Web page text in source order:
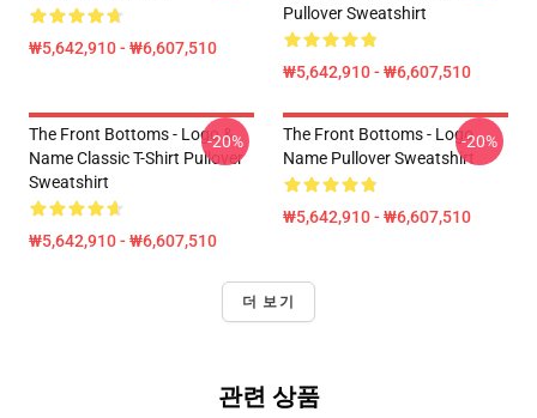
₩5,642,910 - ₩6,607,510
Pullover Sweatshirt
₩5,642,910 - ₩6,607,510
The Front Bottoms - Logo &
Name Classic T-Shirt Pullover
Sweatshirt
₩5,642,910 - ₩6,607,510
-20%
The Front Bottoms - Logo
Name Pullover Sweatshirt
₩5,642,910 - ₩6,607,510
-20%
더 보기
관련 상품